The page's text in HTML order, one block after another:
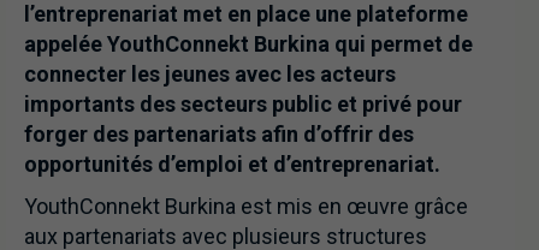
l’entreprenariat met en place une plateforme
appelée YouthConnekt Burkina qui permet de
connecter les jeunes avec les acteurs
importants des secteurs public et privé pour
forger des partenariats afin d’offrir des
opportunités d’emploi et d’entreprenariat.
YouthConnekt Burkina est mis en œuvre grâce
aux partenariats avec plusieurs structures